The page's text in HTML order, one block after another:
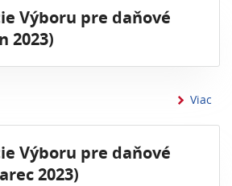
Výboru pre daňové
2023)
Viac
Výboru pre daňové
2023)